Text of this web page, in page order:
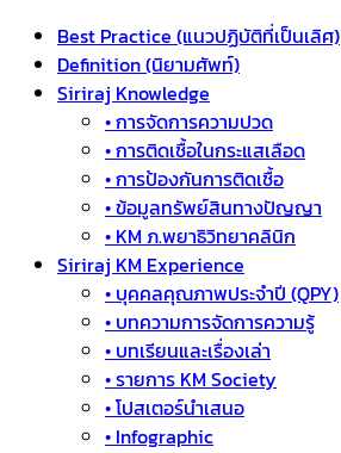
Best Practice (แนวปฏิบัติที่เป็นเลิศ)
Definition (นิยามศัพท์)
Siriraj Knowledge
• การจัดการความปวด
• การติดเชื้อในกระแสเลือด
• การป้องกันการติดเชื้อ
• ข้อมูลทรัพย์สินทางปัญญา
• KM ภ.พยาธิวิทยาคลินิก
Siriraj KM Experience
• บุคคลคุณภาพประจำปี (QPY)
• บทความการจัดการความรู้
• บทเรียนและเรื่องเล่า
• รายการ KM Society
• โปสเตอร์นำเสนอ
• Infographic